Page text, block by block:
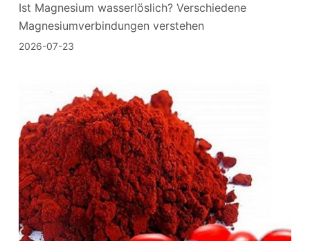
Ist Magnesium wasserlöslich? Verschiedene
Magnesiumverbindungen verstehen
2026-07-23